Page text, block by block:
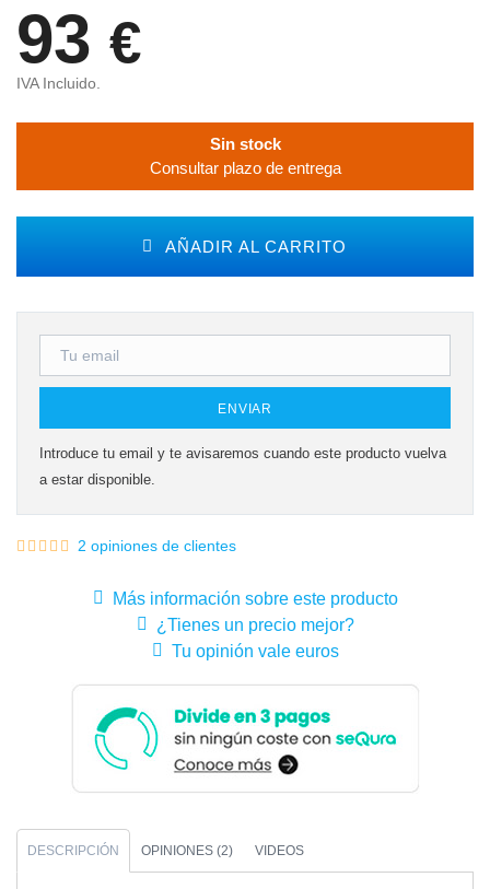
93 €
IVA Incluido.
Sin stock
Consultar plazo de entrega
AÑADIR AL CARRITO
ENVIAR
Introduce tu email y te avisaremos cuando este producto vuelva
a estar disponible.
2 opiniones de clientes
Más información sobre este producto
¿Tienes un precio mejor?
Tu opinión vale euros
DESCRIPCIÓN OPINIONES (2) VIDEOS